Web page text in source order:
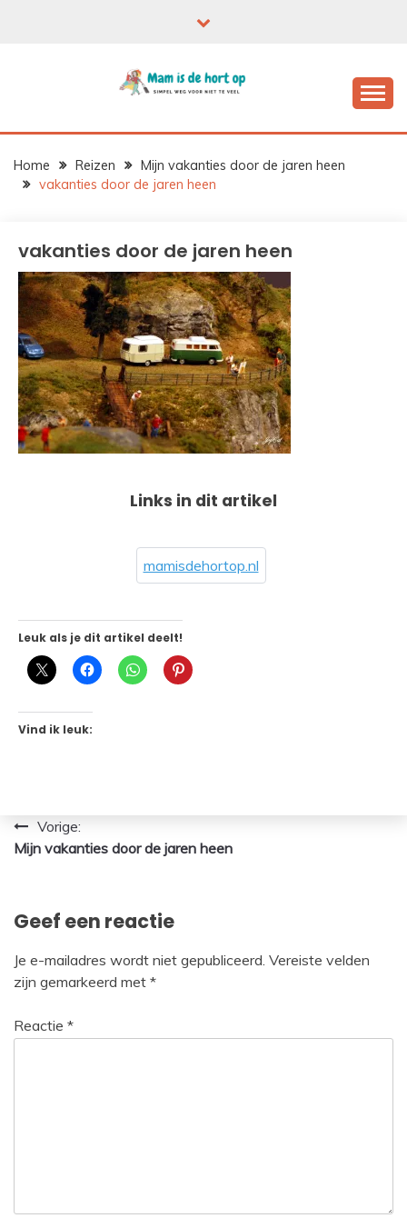
Home Reizen
Mijn vakanties door de jaren heen
vakanties door de jaren heen
vakanties door de jaren heen
Links in dit artikel
mamisdehortop.nl
Leuk als je dit artikel deelt!
Vind ik leuk:
Bericht
navigatie
Vorige:
Mijn vakanties door de jaren heen
Geef een reactie
Je e-mailadres wordt niet gepubliceerd. Vereiste velden
zijn gemarkeerd met *
Reactie *